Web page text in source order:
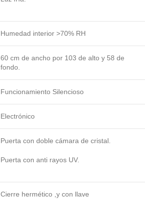
Humedad interior >70% RH
60 cm de ancho por 103 de alto y 58 de
fondo.
Funcionamiento Silencioso
Electrónico
Puerta con doble cámara de cristal.
Puerta con anti rayos UV.
Cierre hermético ,y con llave